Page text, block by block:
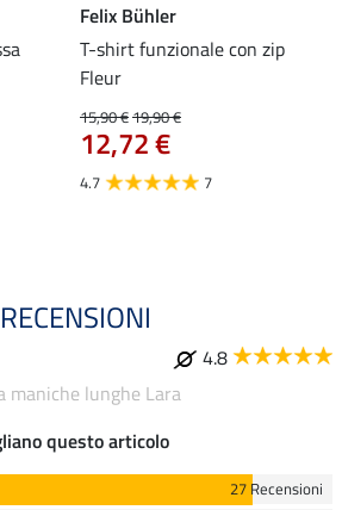
Felix Bühler
T-shirt funzionale con zip
Fleur
15,90 €19,90 €
12,72 €
4.7 7
RECENSIONI
4.8
maniche lunghe Lara
questo articolo
27 Recensioni